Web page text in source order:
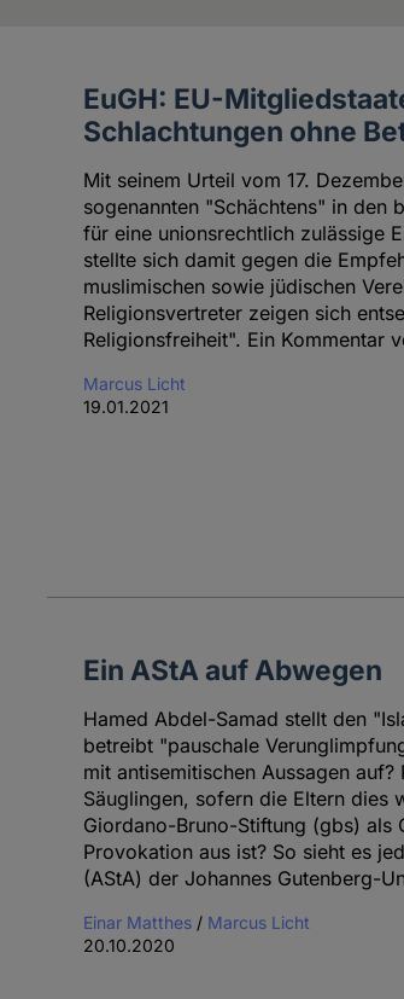
Artikel
des
EuGH: EU-
Schlachtungen ohne
Mit seinem Urteil vom 17.
sogenannten "Schächtens" in den
für eine unionsrechtlich zulässige
stellte sich damit gegen die
muslimischen sowie jüdischen
Religionsvertreter zeigen sich
Religionsfreiheit". Ein Kommentar
Marcus Licht
19.01.2021
Ein AStA auf Abwegen
Hamed Abdel-Samad stellt den
betreibt "pauschale
mit antisemitischen Aussagen
Säuglingen, sofern die Eltern dies
Giordano-Bruno-Stiftung (gbs) als
Provokation aus ist? So sieht es
(AStA) der Johannes Gutenberg-
Einar Matthes/ Marcus Licht
20.10.2020